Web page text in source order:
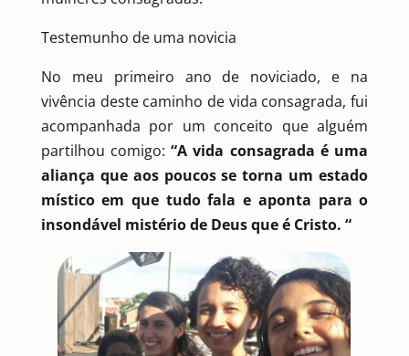
Testemunho de uma novicia
No meu primeiro ano de noviciado, e na
vivência deste caminho de vida consagrada, fui
acompanhada por um conceito que alguém
partilhou comigo:“A vida consagrada é uma
aliança que aos poucos se torna um estado
místico em que tudo fala e aponta para o
insondável mistério de Deus que é Cristo. “